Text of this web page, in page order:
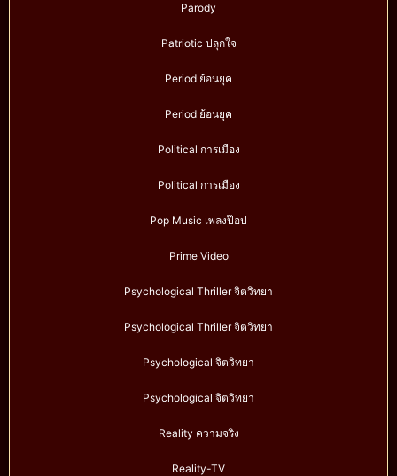
Parody
Patriotic ปลุกใจ
Period ย้อนยุค
Period ย้อนยุค
Political การเมือง
Political การเมือง
Pop Music เพลงป๊อป
Prime Video
Psychological Thriller จิตวิทยา
Psychological Thriller จิตวิทยา
Psychological จิตวิทยา
Psychological จิตวิทยา
Reality ความจริง
Reality-TV